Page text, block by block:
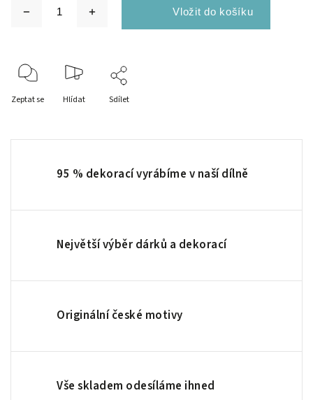
Zeptat se Hlídat Sdílet
95 % dekorací vyrábíme v naší dílně
Největší výběr dárků a dekorací
Originální české motivy
Vše skladem odesíláme ihned